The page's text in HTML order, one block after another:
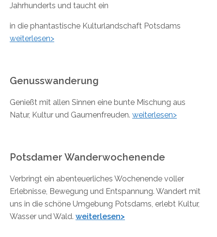
Jahrhunderts und taucht ein
in die phantastische Kulturlandschaft Potsdams
weiterlesen>
Genusswanderung
Genießt mit allen Sinnen eine bunte Mischung aus
Natur, Kultur und Gaumenfreuden. weiterlesen>
Potsdamer Wanderwochenende
Verbringt ein abenteuerliches Wochenende voller
Erlebnisse, Bewegung und Entspannung. Wandert mit
uns in die schöne Umgebung Potsdams, erlebt Kultur,
Wasser und Wald. weiterlesen>